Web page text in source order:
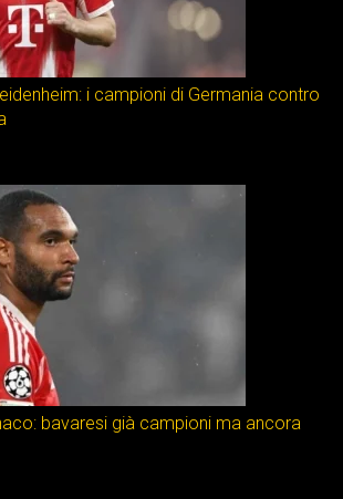
i campioni di Germania contro
bavaresi già campioni ma ancora